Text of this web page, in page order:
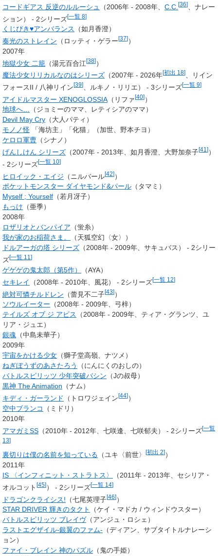
コードギアス 反逆のルルーシュ
（2006年 - 2008年、 C.C. [36]
、ナレー
ション） - 2シリーズ[一覧 8]
くじびき♥アンバランス
（如月香澄）
奏光のストレイン （ ロッティ・ゲラー[37] ）
2007年
地獄少女 二籠 （湯元百合江[38]）
魔法少女リリカルなのはシリーズ （2007年 - 2026年[初出 18]
リイン
フォースII / 八神リイン[39] 、ルキノ・リリエ） - 3シリーズ[一覧 9]
アイドルマスター XENOGLOSSIA （リファ[40]）
地球へ… （ジョミーのママ、レティシアのママ）
Devil May Cry （大人パティ）
モノノ怪 「海坊主」「化猫」（加世、野本チヨ）
ケロロ軍曹 （シナノ）
げんしけん シリーズ （2007年 - 2013年、如月香澄、大野加奈子[41 ] ）
- 2シリーズ[一覧 10]
ヒロイック・エイジ （ニルバール[42]）
ポケットモンスター ダイヤモンド&パール （タマミ）
Myself ; Yourself （若月冴子）
もっけ （亜季）
2008年
ロザリオとバンパイア （蛍糸）
我が家のお稲荷さま。
（天狐空幻 〈女〉）
ドルアーガの塔 シリーズ （2008年 - 2009年、サキュバス） - 2シリー
ズ[一覧 11 ]
ゲゲゲの鬼太郎（第5作）
（AYA）
セキレイ
（2008年 - 2010年、 風花） - 2シリーズ[一覧 12]
絶対可憐チルドレン （蕾見不二子[43]）
ソウルイーター （2008年 - 2009年、 弓梓）
テイルズ オブ ジ アビス
（2008年 - 2009年、 ティア・グランツ、ユ
リア・ジュエ）
銀魂 （中島未華子）
2009年
宇宙をかける少女 （獅子堂高嶺、ナツメ）
ねぎぼうずのあさたろう
（にんにくのおしの）
バトルスピリッツ 少年突破バシン （Jの叔母）
黒神 The Animation （ナム）
キディ・ガーランド
（トロワジェイン[44] ）
空中ブランコ
（ミドリ）
2010年
アマガミSS （2010年 - 2012年、 七咲逢 、七咲郁夫） - 2シリーズ[一覧
13]
裏切りは僕の名前を知っている （ユキ〈前世〉 [初出 2] ）
2011年
IS 〈インフィニット・ストラトス〉
（2011年 - 2013年、 セシリア・
オルコット [45]） - 2シリーズ[一覧 14]
ドラゴンクライシス! （七尾英理子[46]）
STAR DRIVER 輝きのタクト
（ケイ・マドカ / ウィンドウスター）
バトルスピリッツ ブレイヴ（アンジュ・ロシェ）
ラストエグザイル-銀翼のファム- （ディアン、サブタイトルナレーシ
ョン）
ファイ・ブレイン 神のパズル （鬼の手姫）